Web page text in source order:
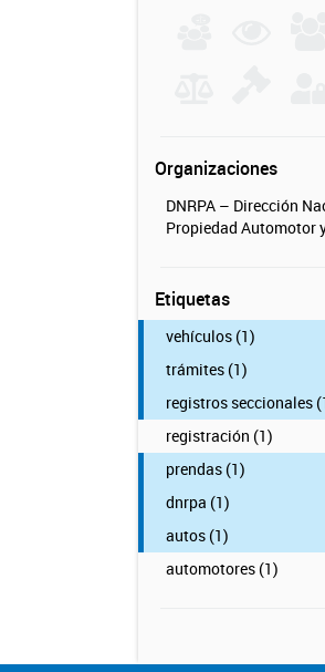
Organizaciones
DNRPA – Dirección
Propiedad Automotor
Etiquetas
vehículos (1)
trámites (1)
registros seccionales
registración (1)
prendas (1)
dnrpa (1)
autos (1)
automotores (1)